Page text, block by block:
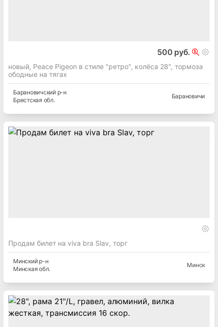
500 руб.
новый, Peace Pigeon в стиле "ретро", колёса 28", тормоза
ободные на тягах
Барановичскийр-н
Брестская обл.
Барановичи
Продам билет на viva bra Slav, торг
Минскийр-н
Минская обл.
Минск